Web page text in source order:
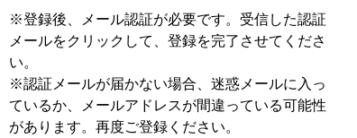
※登録後、メール認証が必要です。受信した認証
メールをクリックして、登録を完了させてくださ
い。
※認証メールが届かない場合、迷惑メールに入っ
ているか、メールアドレスが間違っている可能性
があります。再度ご登録ください。